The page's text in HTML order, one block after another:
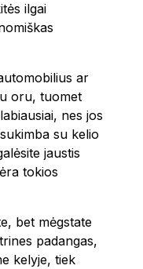
ilgai
ar
oru, tuomet
nes jos
su kelio
jaustis
tokios
bet mėgstate
padangas,
kelyje, tiek